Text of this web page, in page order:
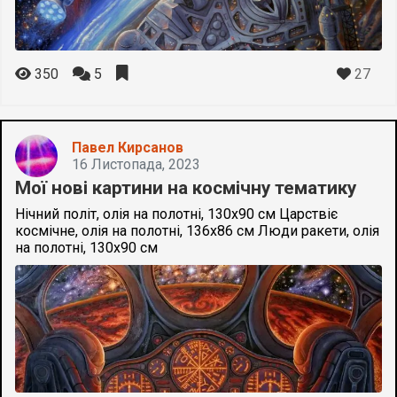
350 5 27
Павел Кирсанов
16 Листопада, 2023
Мої нові картини на космічну тематику
Нічний політ, олія на полотні, 130х90 см Царствіє
космічне, олія на полотні, 136х86 см Люди ракети, олія
на полотні, 130х90 см